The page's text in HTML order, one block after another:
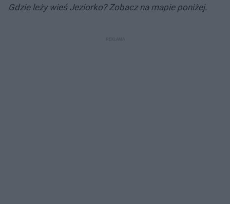
Gdzie leży wieś Jeziorko? Zobacz na mapie poniżej.